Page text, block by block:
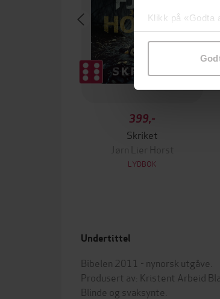
Klikk på «Godta
samtykke til
399,-
Skriket
Jørn Lier Horst
LYDBOK
Undertittel
Bibelen 2011 - nynorsk utgåve.
Produsert av: Kristent Arbeid Blant
Blinde og svaksynte.